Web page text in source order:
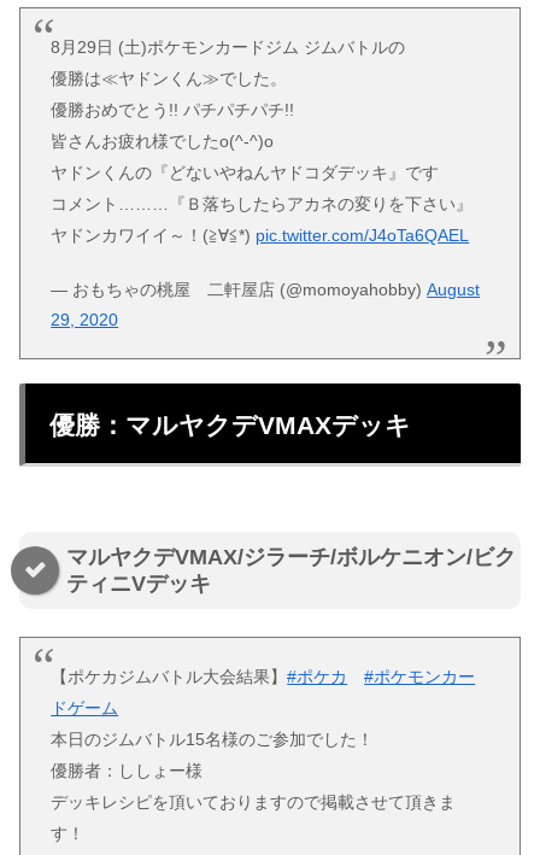
8月29日 (土)ポケモンカードジム ジムバトルの
優勝は≪ヤドンくん≫でした。
優勝おめでとう!! パチパチパチ!!
皆さんお疲れ様でしたo(^-^)o
ヤドンくんの『どないやねんヤドコダデッキ』です
コメント………『Ｂ落ちしたらアカネの変りを下さい』
ヤドンカワイイ～！(≧∀≦*) pic.twitter.com/J4oTa6QAEL
— おもちゃの桃屋 二軒屋店 (@momoyahobby)August
29, 2020
優勝：マルヤクデVMAXデッキ
マルヤクデVMAX/ジラーチ/ボルケニオン/ビク
ティニVデッキ
【ポケカジムバトル大会結果】#ポケカ
#ポケモンカー
ドゲーム
本日のジムバトル15名様のご参加でした！
優勝者：ししょー様
デッキレシピを頂いておりますので掲載させて頂きま
す！